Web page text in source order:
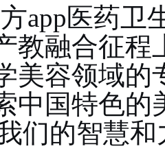
app医药卫
教融合征
美容领域的
中国特色的
们的智慧